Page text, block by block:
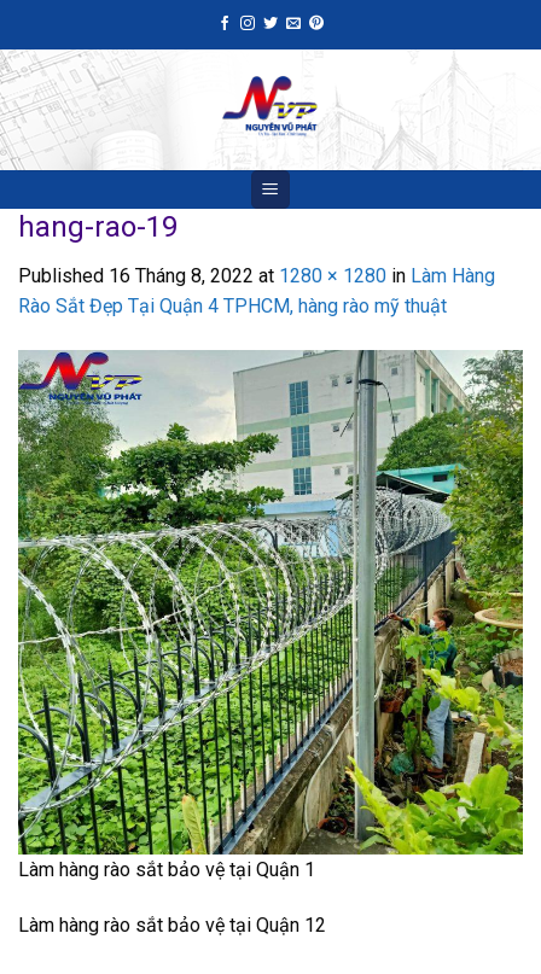
to
content
hang-rao-19
Published 16 Tháng 8, 2022 at 1280 × 1280 in Làm Hàng
Rào Sắt Đẹp Tại Quận 4 TPHCM, hàng rào mỹ thuật
Làm hàng rào sắt bảo vệ tại Quận 1
Làm hàng rào sắt bảo vệ tại Quận 12